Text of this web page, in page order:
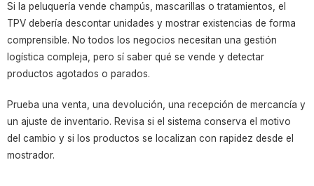
Si la peluquería vende champús, mascarillas o tratamientos, el
TPV debería descontar unidades y mostrar existencias de forma
comprensible. No todos los negocios necesitan una gestión
logística compleja, pero sí saber qué se vende y detectar
productos agotados o parados.
Prueba una venta, una devolución, una recepción de mercancía y
un ajuste de inventario. Revisa si el sistema conserva el motivo
del cambio y si los productos se localizan con rapidez desde el
mostrador.